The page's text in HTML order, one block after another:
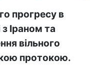
прогресу в
Іраном та
вільного
протокою.